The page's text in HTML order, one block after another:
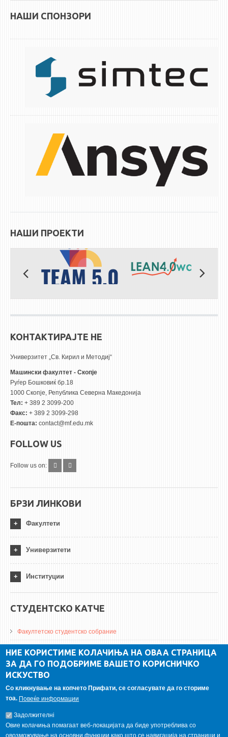
II ЦИКЛУС - ПОСЛЕДИПЛОМСКИ
ЕКВИВАЛЕНЦИИ ОД СТАРИ СТУДИСКИ ПРОГРАМИ
ОГЛАСНА ТАБЛА
СООПШТЕНИЈА
БИБЛИОТЕКА
ДА ВИНЧИ МАГАЗИН
НАШИ СПОНЗОРИ
НАШИ ПРОЕКТИ
КОНТАКТИРАЈТЕ НЕ
Универзитет „Св. Кирил и Методиј“
Машински факултет - Скопје
Руѓер Бошковиќ бр.18
1000 Скопје, Република Северна Македонија
Тел: + 389 2 3099-200
Факс: + 389 2 3099-298
Е-пошта: contact@mf.edu.mk
FOLLOW US
Follow us on:
БРЗИ ЛИНКОВИ
Факултети
Универзитети
Институции
СТУДЕНТСКО КАТЧЕ
Факултетско студентско собрание
ДА Винчи магазин
Алумни асоцијација
ГАЛЕРИЈА
НИЕ КОРИСТИМЕ КОЛАЧИЊА НА ОВАА СТРАНИЦА
ЗА ДА ГО ПОДОБРИМЕ ВАШЕТО КОРИСНИЧКО
ИСКУСТВО
Со кликнување на копчето Прифати, се согласувате да го сториме
тоа. Повеќе информации
Задолжителнi
Овие колачиња помагаат веб-локацијата да биде употреблива со
овозможување на основни функции како што се навигација на страници и